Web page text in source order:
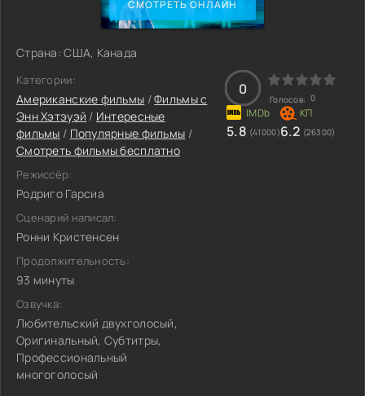
СМОТРЕТЬ ОНЛАЙН
Страна: США, Канада
Категории:
Американские фильмы /Фильмы c
Энн Хэтэуэй / Интересные
фильмы / Популярные фильмы /
Смотреть фильмы бесплатно
Режиссёр:
Родриго Гарсиа
Сценарий написал:
Ронни Кристенсен
Продолжительность:
93 минуты
Озвучка:
Любительский двухголосый,
Оригинальный, Субтитры,
Профессиональный
многоголосый
0
Голосов: 0
5.8 (41000)6.2 (26300)